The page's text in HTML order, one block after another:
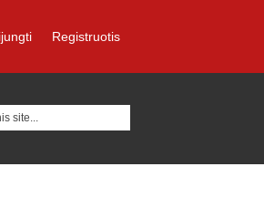
Registruotis